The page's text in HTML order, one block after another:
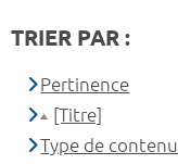
TRIER PAR :
Pertinence
[Titre]
Type de contenu